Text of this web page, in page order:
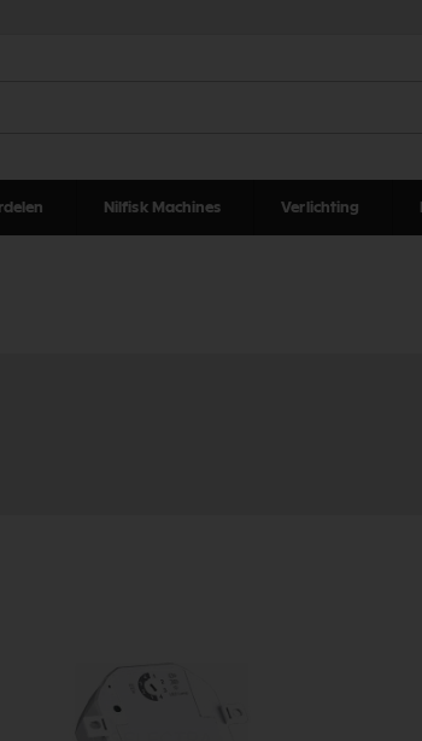
Nilfisk Machines Verlichting